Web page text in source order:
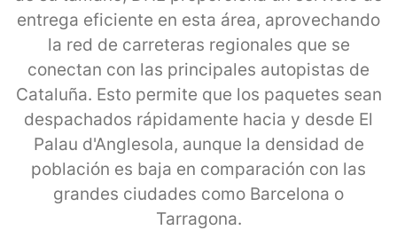
entrega eficiente en esta área, aprovechando
la red de carreteras regionales que se
conectan con las principales autopistas de
Cataluña. Esto permite que los paquetes sean
despachados rápidamente hacia y desde El
Palau d'Anglesola, aunque la densidad de
población es baja en comparación con las
grandes ciudades como Barcelona o
Tarragona.